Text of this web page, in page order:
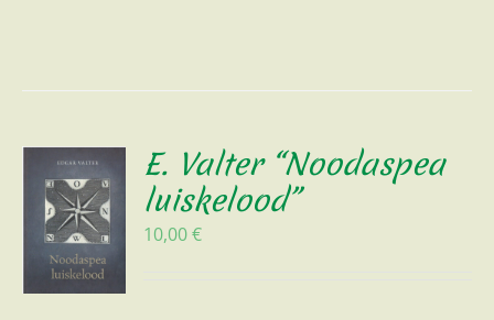
E. Valter “Noodaspea
luiskelood”
10,00€